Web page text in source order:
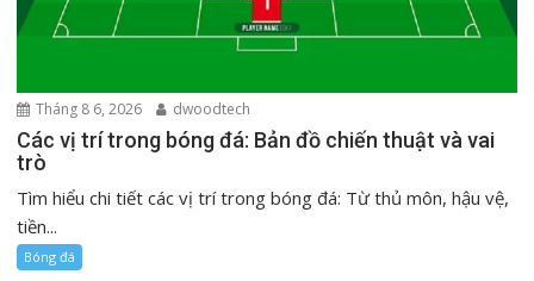
Tháng 8 6, 2026 dwoodtech
Các vị trí trong bóng đá: Bản đồ chiến thuật và vai
trò
Tìm hiểu chi tiết các vị trí trong bóng đá: Từ thủ môn, hậu vệ,
tiền...
Bóng đá